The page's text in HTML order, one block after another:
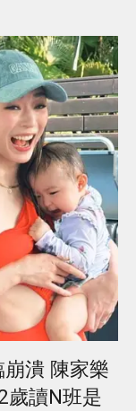
潰 陳家樂
歲讀N班是